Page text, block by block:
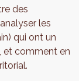
des
les
qui ont un
et comment en